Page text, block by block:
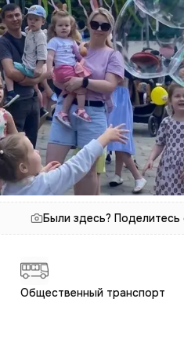
Были здесь?
Общественный транспорт